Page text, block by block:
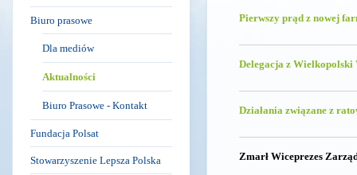
Biuro prasowe
Dla mediów
Aktualności
Biuro Prasowe - Kontakt
Fundacja Polsat
Stowarzyszenie Lepsza Polska
Pierwszy prąd z nowej
Delegacja z Wielkopolski
Działania związane z
Zmarł Wiceprezes